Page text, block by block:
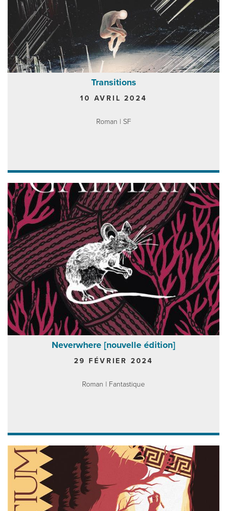
Transitions
10 AVRIL 2024
Roman | SF
Neverwhere [nouvelle édition]
29 FÉVRIER 2024
Roman | Fantastique